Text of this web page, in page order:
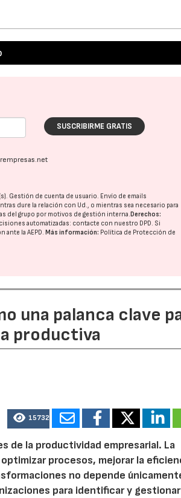
SUSCRIBIRME GRATIS
Gestión de cuenta de usuario. Envío de emails
dure la relación con Ud., o mientras sea necesario para
del grupo por motivos de gestión interna.Derechos:
automatizadas: contacte con nuestro DPD. Si
ante laAEPD.Más información: Política de Protección de
una palanca clave
productiva
15732
de la productividad empresarial. La
procesos, mejorar la
no depende
para identificar y